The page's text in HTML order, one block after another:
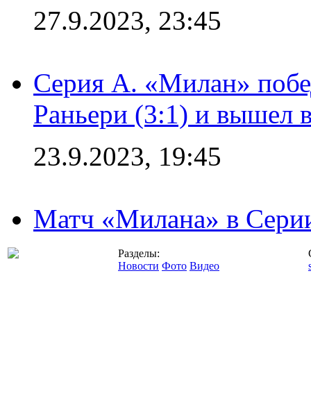
27.9.2023, 23:45
Серия А. «Милан»
Раньери (3:1) и вышел
23.9.2023, 19:45
Матч «Милана» в
Разделы:
Новости Фото Видео